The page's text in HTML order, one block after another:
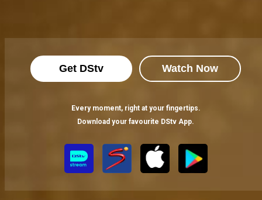
Get DStv Watch Now
Every moment, right at your fingertips.
Download your favourite DStv App.